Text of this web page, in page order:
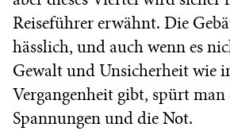
Reiseführer erwähnt. Die
hässlich, und auch wenn es
Gewalt und Unsicherheit wie
Vergangenheit gibt, spürt
Spannungen und die Not.